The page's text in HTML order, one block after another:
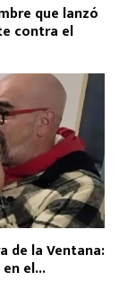
que lanzó
contra el
de la Ventana:
el...